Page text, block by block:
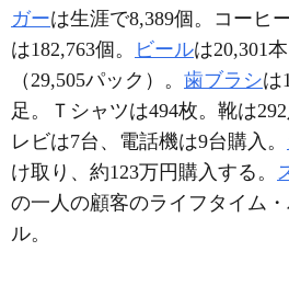
ガーは生涯で8,389個。コーヒ
は182,763個。
ビールは20,301本
（29,505パック）。 歯ブラシは
足。Ｔシャツは494枚。靴は
レビは7台、電話機は9台購入。
け取り、約123万円購入する。
の一人の顧客のライフタイム
ル。